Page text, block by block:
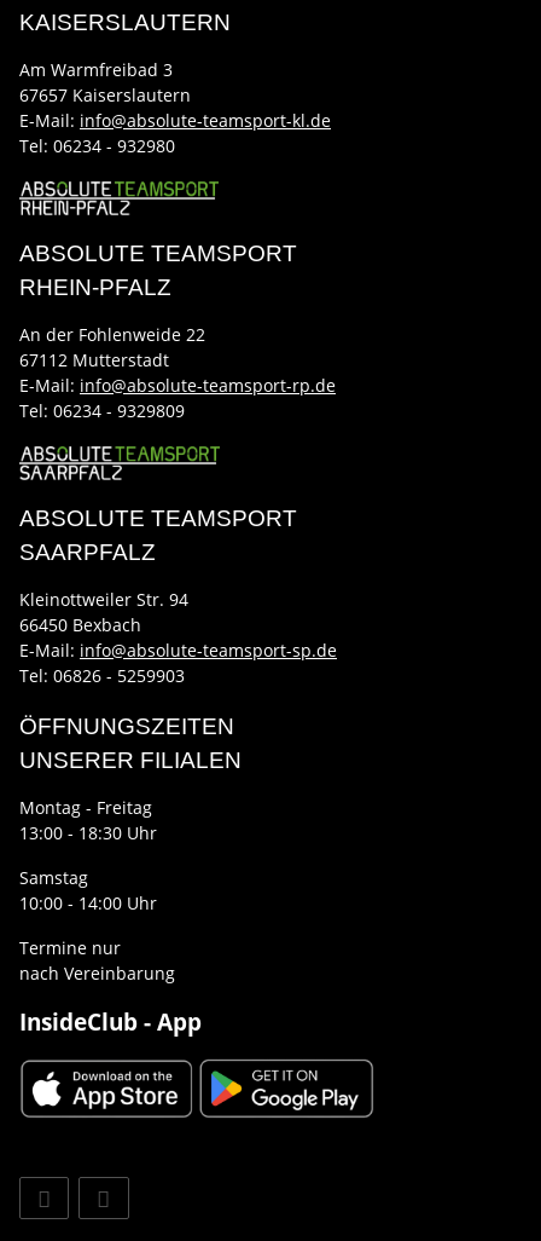
KAISERSLAUTERN
Am Warmfreibad 3
67657 Kaiserslautern
E-Mail: info@absolute-teamsport-kl.de
Tel: 06234 - 932980
ABSOLUTE TEAMSPORT
RHEIN-PFALZ
An der Fohlenweide 22
67112 Mutterstadt
E-Mail: info@absolute-teamsport-rp.de
Tel: 06234 - 9329809
ABSOLUTE TEAMSPORT
SAARPFALZ
Kleinottweiler Str. 94
66450 Bexbach
E-Mail: info@absolute-teamsport-sp.de
Tel: 06826 - 5259903
ÖFFNUNGSZEITEN
UNSERER FILIALEN
Montag - Freitag
13:00 - 18:30 Uhr
Samstag
10:00 - 14:00 Uhr
Termine nur
nach Vereinbarung
InsideClub - App